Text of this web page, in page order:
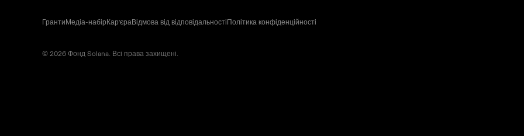
ГрантиМедіа-набірКар'єраВідмова від відповідальностіПолітика конфіденційності
© 2026 Фонд Solana. Всі права захищені.